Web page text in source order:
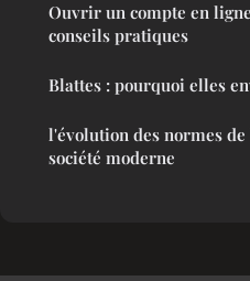
Ouvrir un compte en
conseils pratiques
Blattes : pourquoi elles
l'évolution des normes
société moderne